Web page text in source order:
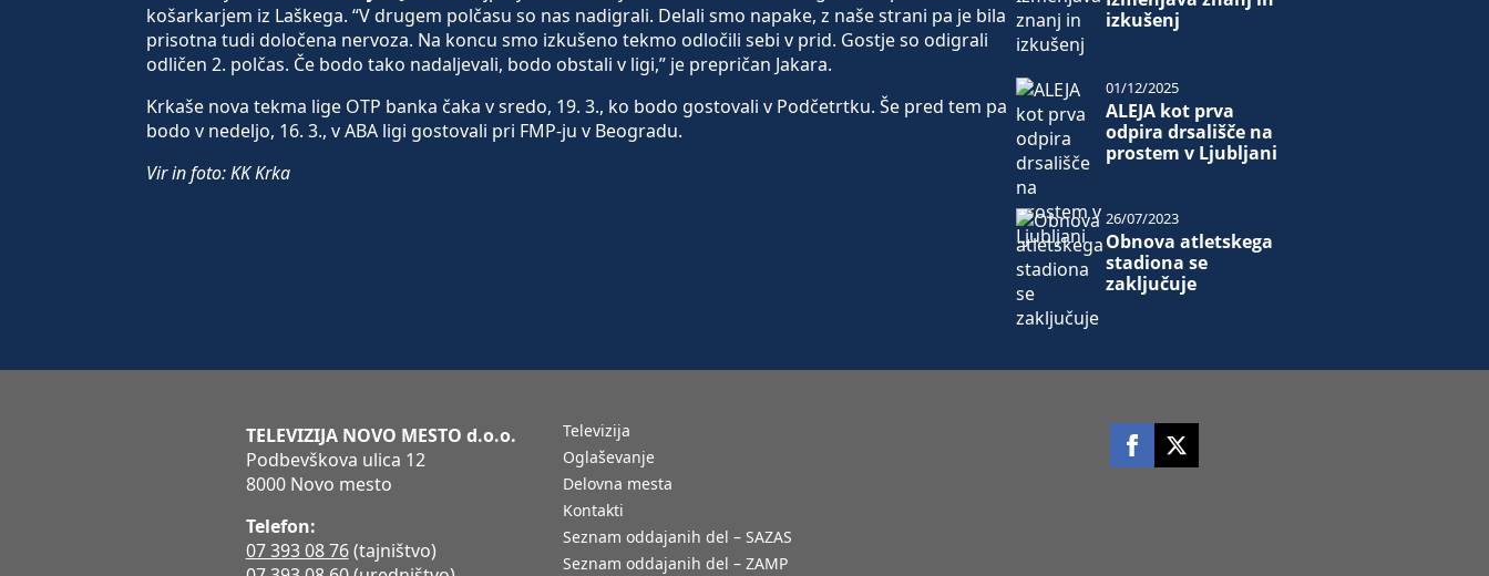
košarkarjem iz Laškega. “V drugem polčasu so nas nadigrali. Delali smo napake, z naše strani pa je bila
prisotna tudi določena nervoza. Na koncu smo izkušeno tekmo odločili sebi v prid. Gostje so odigrali
odličen 2. polčas. Če bodo tako nadaljevali, bodo obstali v ligi,” je prepričan Jakara.
Krkaše nova tekma lige OTP banka čaka v sredo, 19. 3., ko bodo gostovali v Podčetrtku. Še pred tem pa
bodo v nedeljo, 16. 3., v ABA ligi gostovali pri FMP-ju v Beogradu.
Vir in foto: KK Krka
izkušenj
ALEJA kot prva
odpira drsališče na
prostem v Ljubljani
01/12/2025
Obnova atletskega
stadiona se
zaključuje
26/07/2023
TELEVIZIJA NOVO MESTO d.o.o.
Podbevškova ulica 12
8000 Novo mesto
Telefon:
07 393 08 76(tajništvo)
Televizija
Oglaševanje
Delovna mesta
Kontakti
Seznam oddajanih del – SAZAS
Seznam oddajanih del – ZAMP